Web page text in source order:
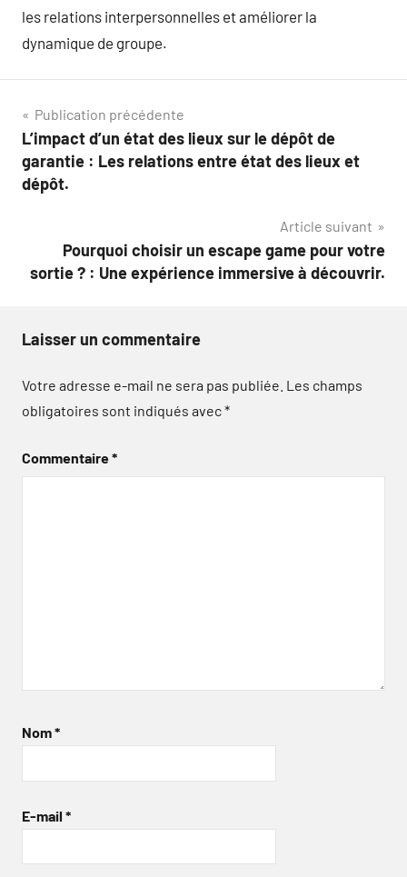
les relations interpersonnelles et améliorer la
dynamique de groupe.
Navigation
de
l’article
Publication précédente
L’impact d’un état des lieux sur le dépôt de
garantie : Les relations entre état des lieux et
dépôt.
Article suivant
Pourquoi choisir un escape game pour votre
sortie ? : Une expérience immersive à découvrir.
Laisser un commentaire
Votre adresse e-mail ne sera pas publiée. Les champs
obligatoires sont indiqués avec*
Commentaire*
Nom*
E-mail *